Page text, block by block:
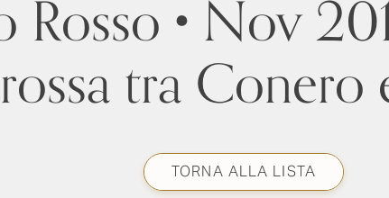
Rosso • Nov
tra
TORNA ALLA LISTA